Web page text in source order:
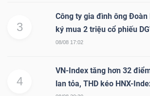
3
Công ty gia đình ông
ký mua 2 triệu cổ phiếu
08/08 17:02
4
VN-Index tăng hơn 32
lan tỏa, THD kéo HNX-